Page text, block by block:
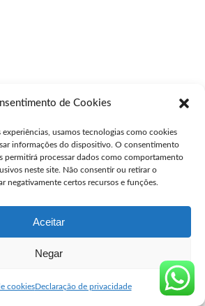
de Cookies
experiências, usamos tecnologias como cookies
informações do dispositivo. O consentimento
permitirá processar dados como comportamento
neste site. Não consentir ou retirar o
negativamente certos recursos e funções.
Aceitar
Negar
cookiesDeclaração de privacidade